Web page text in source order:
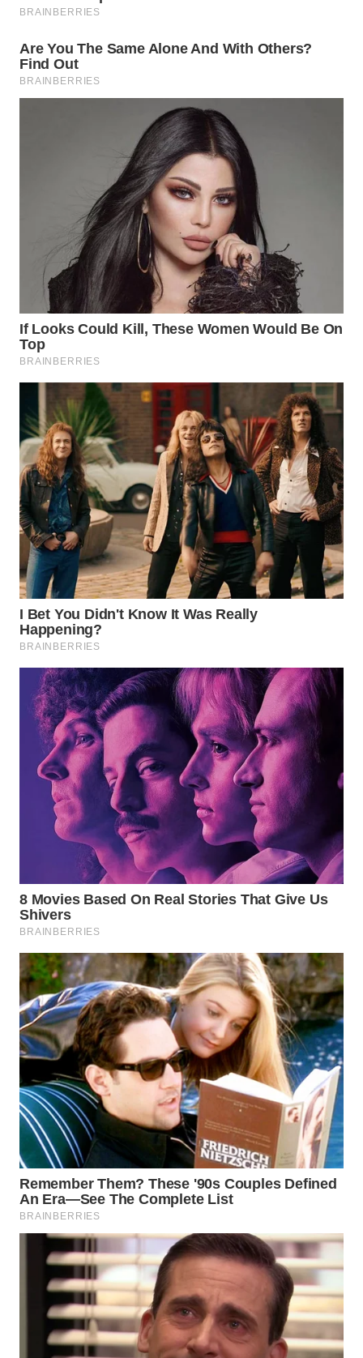
CIREBON
WN
MAJALENGKA
WN
SUBANG
WN
SUKABUMI
WN
PURWAKARTA
WN
PRIANGAN
TIMUR
WN
SEMARANG
WN
SOLO
BOROBUDUR
WN
MADURA
WN
SURABAYA
WN
WN
BINTAN
WN
MANDALIKA
WN
LIKUPANG
WN
LABUANBAJO
WN
BORNEO
Wahana
Media
WAHANA
NEWS
WAHANA
TANI